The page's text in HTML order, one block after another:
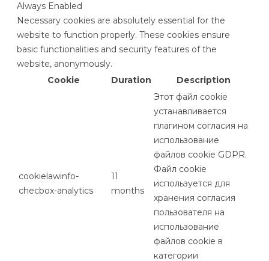
Always Enabled
Necessary cookies are absolutely essential for the
website to function properly. These cookies ensure
basic functionalities and security features of the
website, anonymously.
Cookie
Duration Description
cookielawinfo-
checbox-analytics
11
months
Этот файл cookie
устанавливается
плагином согласия на
использование
файлов cookie GDPR.
Файл cookie
используется для
хранения согласия
пользователя на
использование
файлов cookie в
категории